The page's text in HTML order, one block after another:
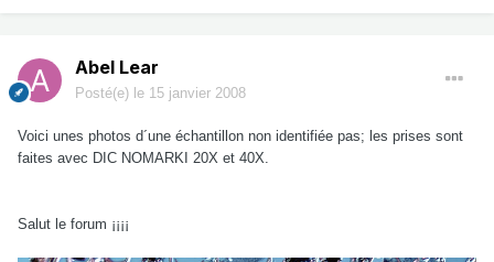
Abel Lear
Posté(e) le 15 janvier 2008
Voici unes photos d´une échantillon non identifiée pas; les prises sont
faites avec DIC NOMARKI 20X et 40X.
Salut le forum ¡¡¡¡